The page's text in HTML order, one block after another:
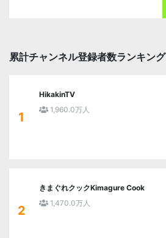
累計チャンネル登録者数ランキング
1
HikakinTV
1,960.0万人
2
きまぐれクックKimagure Cook
1,470.0万人